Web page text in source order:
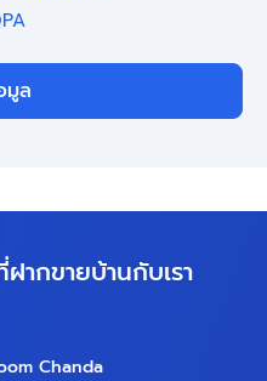
มูล
ากขายบ้านกับเรา
Chanda